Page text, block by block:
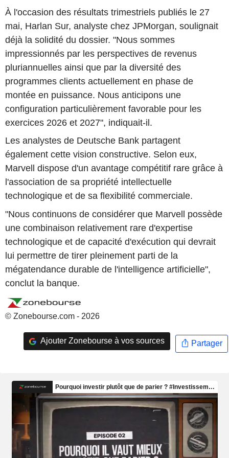
À l'occasion des résultats trimestriels publiés le 27
mai, Harlan Sur, analyste chez JPMorgan, soulignait
déjà la solidité du dossier. "Nous sommes
impressionnés par les perspectives de revenus
pluriannuelles ainsi que par la diversité des
programmes clients actuellement en phase de
montée en puissance. Nous anticipons une
configuration particulièrement favorable pour les
exercices 2026 et 2027", indiquait-il.
Les analystes de Deutsche Bank partagent
également cette vision constructive. Selon eux,
Marvell dispose d'un avantage compétitif rare grâce à
l'association de sa propriété intellectuelle
technologique et de sa flexibilité commerciale.
"Nous continuons de considérer que Marvell possède
une combinaison relativement rare d'expertise
technologique et de capacité d'exécution qui devrait
lui permettre de tirer pleinement parti de la
mégatendance durable de l'intelligence artificielle",
conclut la banque.
© Zonebourse.com - 2026
Ajouter Zonebourse à vos sources Partager